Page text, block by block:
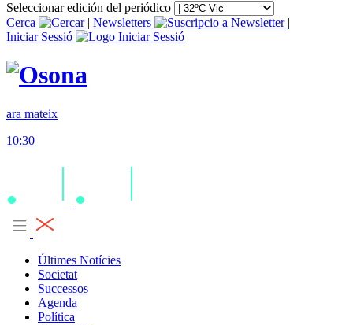
Seleccionar edición del periódico
Cerca
| Newsletters
|
Iniciar Sessió
ara mateix
10:30
Últimes Notícies
Societat
Successos
Agenda
Política